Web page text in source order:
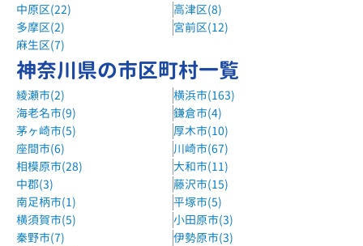
中原区(22)
高津区(8)
多摩区(2)
宮前区(12)
麻生区(7)
神奈川県の市区町村一覧
綾瀬市(2)
横浜市(163)
海老名市(9)
鎌倉市(4)
茅ヶ崎市(5)
厚木市(10)
座間市(6)
川崎市(67)
相模原市(28)
大和市(11)
中郡(3)
藤沢市(15)
南足柄市(1)
平塚市(5)
横須賀市(5)
小田原市(3)
秦野市(7)
伊勢原市(3)